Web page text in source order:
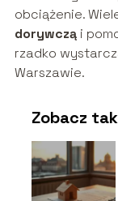
obciążenie.
dorywcząi
rzadko
Warszawie.
Zobacz